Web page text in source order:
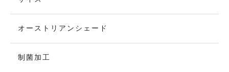
オーストリアンシェード
制菌加工